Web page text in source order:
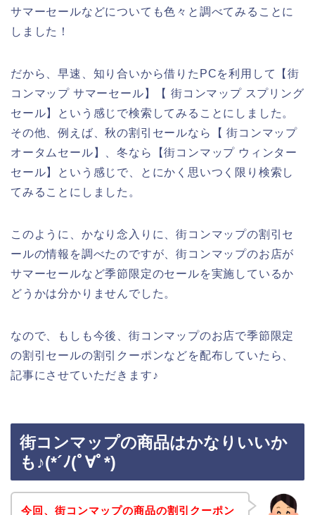
サマーセールなどについても色々と調べてみることに
しました！
だから、早速、知り合いから借りたPCを利用して【街
コンマップ サマーセール】【 街コンマップ スプリング
セール】という感じで検索してみることにしました。
その他、例えば、秋の割引セールなら【 街コンマップ
オータムセール】、冬なら【街コンマップ ウィンター
セール】という感じで、とにかく思いつく限り検索し
てみることにしました。
このように、かなり念入りに、街コンマップの割引セ
ールの情報を調べたのですが、街コンマップのお店が
サマーセールなど季節限定のセールを実施しているか
どうかは分かりませんでした。
なので、もしも今後、街コンマップのお店で季節限定
の割引セールの割引クーポンなどを配布していたら、
記事にさせていただきます♪
街コンマップの商品はかなりいいか
も♪(*´ﾉ(ﾟ∀ﾟ*)
今回、街コンマップの商品の割引クーポン